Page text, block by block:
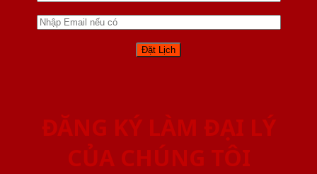
ĐĂNG KÝ LÀM ĐẠI LÝ
CỦA CHÚNG TÔI